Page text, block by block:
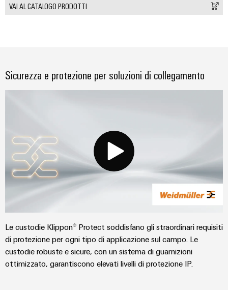
VAI AL CATALOGO PRODOTTI
Sicurezza e protezione per soluzioni di collegamento
Le custodie Klippon® Protect soddisfano gli straordinari requisiti
di protezione per ogni tipo di applicazione sul campo. Le
custodie robuste e sicure, con un sistema di guarnizioni
ottimizzato, garantiscono elevati livelli di protezione IP.